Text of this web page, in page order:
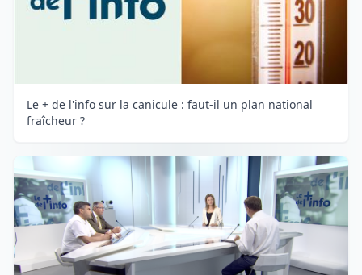
Le + de l'info sur la canicule : faut-il un plan national
fraîcheur ?